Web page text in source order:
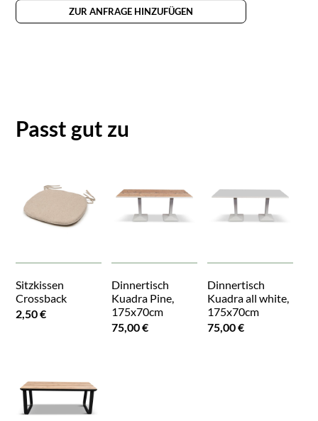
ZUR ANFRAGE HINZUFÜGEN
Passt gut zu
Sitzkissen
Crossback
2,50 €
Dinnertisch
Kuadra Pine,
175x70cm
75,00 €
Dinnertisch
Kuadra all white,
175x70cm
75,00 €